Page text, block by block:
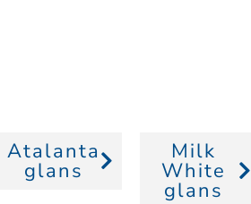
Atalanta
glans
Milk
White
glans